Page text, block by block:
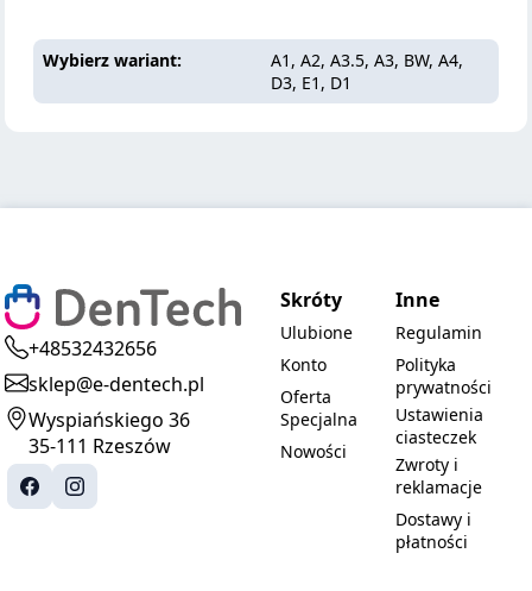
Wybierz wariant
A1, A2, A3.5, A3, BW, A4,
D3, E1, D1
+48532432656
sklep@e-dentech.pl
Wyspiańskiego 36
35-111 Rzeszów
Skróty
Ulubione
Konto
Oferta
Specjalna
Nowości
Inne
Regulamin
Polityka
prywatności
Ustawienia
ciasteczek
Zwroty i
reklamacje
Dostawy i
płatności